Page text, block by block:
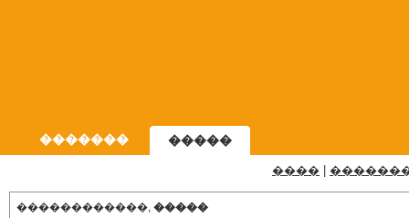
������� �����
����
������������, �����